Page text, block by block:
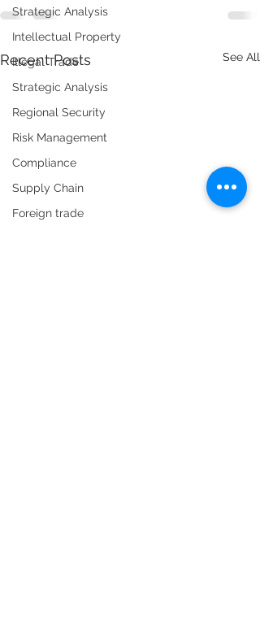
Strategic Analysis
Intellectual Property
Illegal Trade
Strategic Analysis
Regional Security
Risk Management
Compliance
Supply Chain
Foreign trade
Recent Posts See All